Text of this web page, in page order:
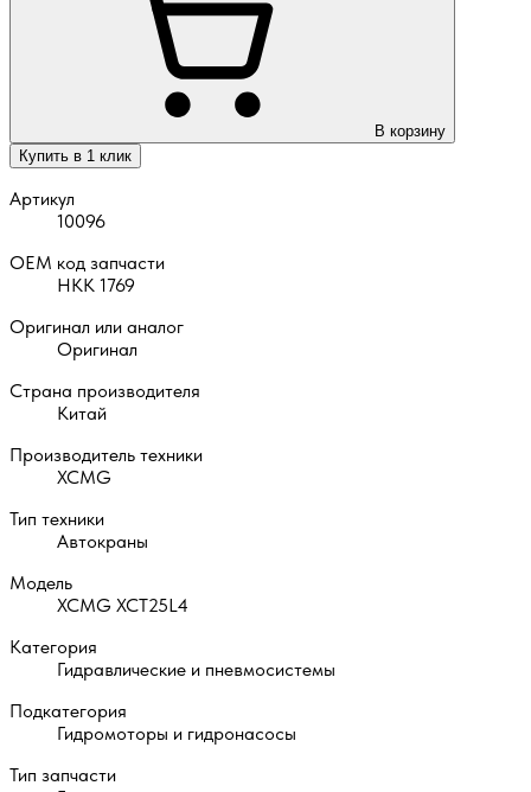
В корзину
Купить в 1 клик
Артикул
10096
OEM код запчасти
НКК 1769
Оригинал или аналог
Оригинал
Страна производителя
Китай
Производитель техники
XCMG
Тип техники
Автокраны
Модель
XCMG XCT25L4
Категория
Гидравлические и пневмосистемы
Подкатегория
Гидромоторы и гидронасосы
Тип запчасти